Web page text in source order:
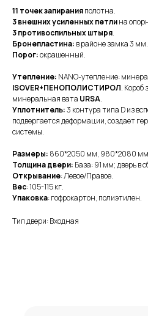
11 точек запиранияполотна.
3 внешних усиленных петлина
3 противоспильных штыря.
Бронепластина: в районе замка 3 мм.
Порог:окрашенный.
Утепление: NANO-утепление:
ISOVER+ПЕНОПОЛИСТИРОЛ. Короб
минеральная вата URSA.
Уплотнитель:3 контура типа D из
подвергается деформации, создает
системы.
Размеры: 860*2050 мм, 980*2080
Толщина двери: База: 91 мм; дверь в
Открывание: Левое/Правое.
Вес: 105-115 кг.
Упаковка: гофрокартон, полиэтилен.
Тип двери: Входная